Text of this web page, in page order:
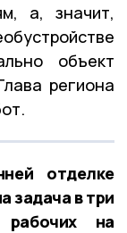
а, значит,
объект
региона
отделке
задача в три
рабочих на